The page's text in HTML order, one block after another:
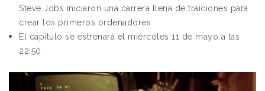
Steve Jobs iniciaron una carrera llena de traiciones para
crear los primeros ordenadores
El capítulo se estrenará el miércoles 11 de mayo a las
22:50